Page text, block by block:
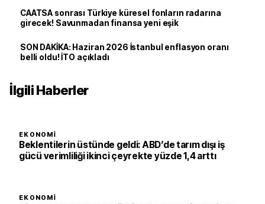
CAATSA sonrası Türkiye küresel fonların radarına
girecek! Savunmadan finansa yeni eşik
SON DAKİKA: Haziran 2026 İstanbul enflasyon oranı
belli oldu! İTO açıkladı
İlgili Haberler
EKONOMI
Beklentilerin üstünde geldi: ABD’de tarım dışı iş
gücü verimliliği ikinci çeyrekte yüzde 1,4 arttı
EKONOMI